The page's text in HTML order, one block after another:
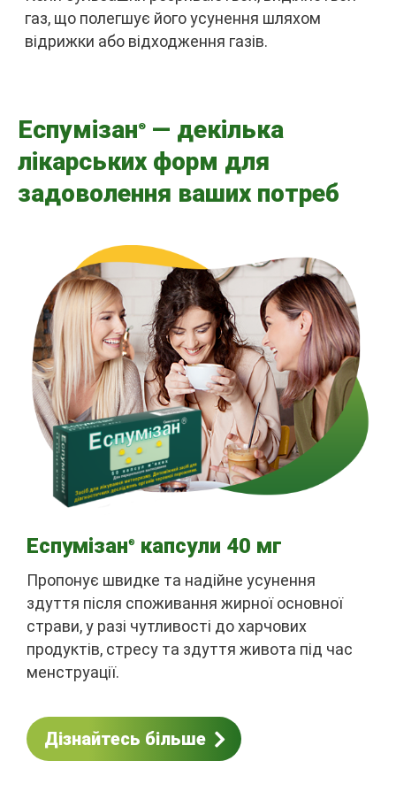
газ, що полегшує його усунення шляхом
відрижки або відходження газів.
Еспумізан®
— декілька
лікарських форм для
задоволення ваших потреб
Еспумізан® капсули 40 мг
Пропонує швидке та надійне усунення
здуття після споживання жирної основної
страви, у разі чутливості до харчових
продуктів, стресу та здуття живота під час
менструації.
Дізнайтесь більше